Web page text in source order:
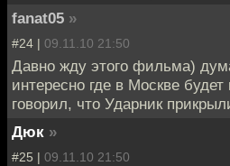
fanat05 »
#24 | 09.11.10 21:50
Давно жду этого фильма)
интересно где в Москве будет
говорил, что Ударник
Дюк »
#25 | 09.11.10 21:50